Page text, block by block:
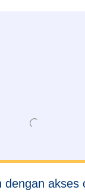
dengan akses